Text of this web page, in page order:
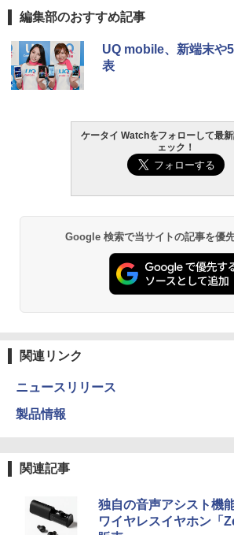
編集部のおすすめ記事
UQ mobile、新端末や
表
ケータイ Watchをフォローして最
ェック！
Google 検索で当サイトの記事を優
関連リンク
ニュースリリース
製品情報
関連記事
独自の音声アシスト機
ワイヤレスイヤホン「